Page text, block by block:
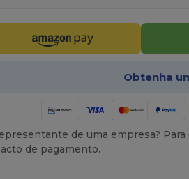
Obtenha
de uma empresa?
de pagamento.